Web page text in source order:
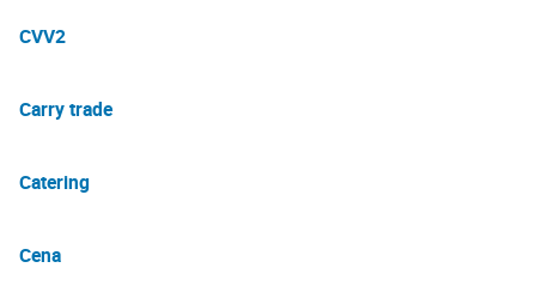
CVV2
Carry trade
Catering
Cena